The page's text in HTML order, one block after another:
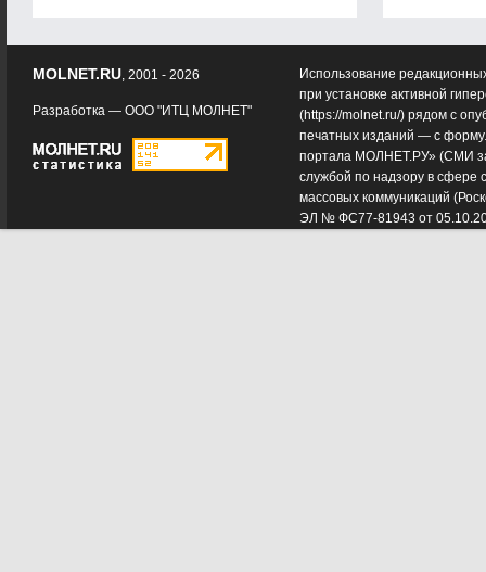
Использование
при установке активной
(https://molnet.ru/) рядом с
печатных изданий — с
портала МОЛНЕТ.РУ» (СМИ
службой по надзору в сфере
массовых коммуникаций
ЭЛ № ФС77-81943 от
MOLNET.RU, 2001 - 2026
Разработка — ООО "ИТЦ МОЛНЕТ"